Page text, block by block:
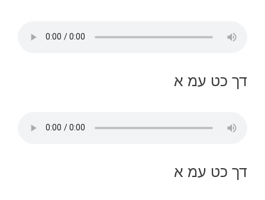
דך כט עמ א
דך כט עמ א